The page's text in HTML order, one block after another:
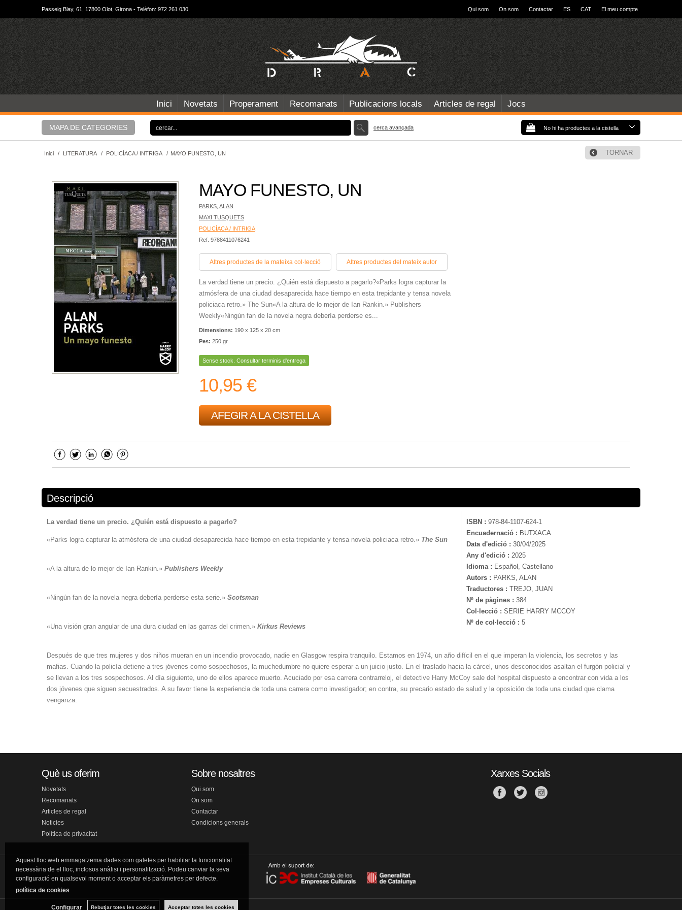
Passeig Blay, 61, 17800 Olot, Girona - Telèfon: 972 261 030 Qui som On som Contactar ES CAT El meu compte
Inici Novetats Properament Recomanats Publicacions locals Articles de regal Jocs
MAPA DE CATEGORIES No hi ha productes a la cistella
cerca avançada
Inici / LITERATURA / POLICÍACA / INTRIGA / MAYO FUNESTO, UN TORNAR
MAYO FUNESTO, UN
PARKS, ALAN
MAXI TUSQUETS
POLICÍACA / INTRIGA
Ref. 9788411076241
Altres productes de la mateixa col·lecció Altres productes del mateix autor
La verdad tiene un precio. ¿Quién está dispuesto a pagarlo?«Parks logra capturar la
atmósfera de una ciudad desaparecida hace tiempo en esta trepidante y tensa novela
policiaca retro.» The Sun«A la altura de lo mejor de Ian Rankin.» Publishers
Weekly«Ningún fan de la novela negra debería perderse es...
Dimensions: 190 x 125 x 20 cm
Pes: 250 gr
Sense stock. Consultar terminis d'entrega
10,95 €
AFEGIR A LA CISTELLA
Descripció
ISBN : 978-84-1107-624-1
Encuadernació : BUTXACA
Data d'edició : 30/04/2025
Any d'edició : 2025
Idioma : Español, Castellano
Autors : PARKS, ALAN
Traductores : TREJO, JUAN
Nº de pàgines : 384
Col·lecció : SERIE HARRY MCCOY
Nº de col·lecció : 5
La verdad tiene un precio. ¿Quién está dispuesto a pagarlo?
«Parks logra capturar la atmósfera de una ciudad desaparecida hace tiempo en esta trepidante y tensa novela policiaca retro.» The Sun
«A la altura de lo mejor de Ian Rankin.» Publishers Weekly
«Ningún fan de la novela negra debería perderse esta serie.» Scotsman
«Una visión gran angular de una dura ciudad en las garras del crimen.» Kirkus Reviews
Después de que tres mujeres y dos niños mueran en un incendio provocado, nadie en Glasgow respira tranquilo. Estamos en 1974, un año difícil en el que imperan la violencia, los secretos y las
mafias. Cuando la policía detiene a tres jóvenes como sospechosos, la muchedumbre no quiere esperar a un juicio justo. En el traslado hacia la cárcel, unos desconocidos asaltan el furgón policial y
se llevan a los tres sospechosos. Al día siguiente, uno de ellos aparece muerto. Acuciado por esa carrera contrarreloj, el detective Harry McCoy sale del hospital dispuesto a encontrar con vida a los
dos jóvenes que siguen secuestrados. A su favor tiene la experiencia de toda una carrera como investigador; en contra, su precario estado de salud y la oposición de toda una ciudad que clama
venganza.
Què us oferim
Novetats
Recomanats
Articles de regal
Noticies
Política de privacitat
Sobre nosaltres
Qui som
On som
Contactar
Condicions generals
Xarxes Socials
Aquest lloc web emmagatzema dades com galetes per habilitar la funcionalitat
necessària de el lloc, inclosos anàlisi i personalització. Podeu canviar la seva
configuració en qualsevol moment o acceptar els paràmetres per defecte.
política de cookies
Configurar Rebutjar totes les cookies Acceptar totes les cookies